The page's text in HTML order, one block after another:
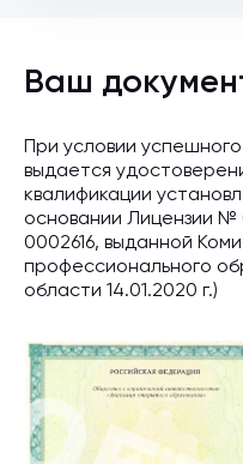
Ваш
При условии
выдается
квалификации
основании Лицензии
0002616, выданной
профессионального
области 14.01.2020 г.)